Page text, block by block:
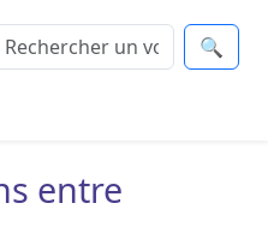
🔍
entre